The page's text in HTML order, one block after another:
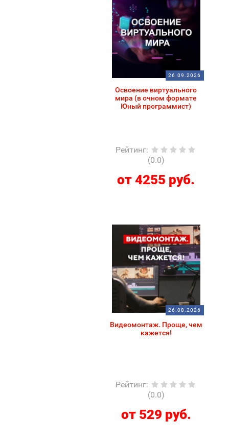
26.09.2026
Освоение виртуального
мира (в очном формате
Юный программист)
Рейтинг:
(0.0)
от 4255 руб.
26.08.2026
Видеомонтаж. Проще, чем
кажется!
Рейтинг:
(0.0)
от 529 руб.